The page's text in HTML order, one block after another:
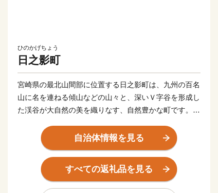
ひのかげちょう
日之影町
宮崎県の最北山間部に位置する日之影町は、九州の百名
山に名を連ねる傾山などの山々と、深いＶ字谷を形成し
た渓谷が大自然の美を織りなす、自然豊かな町です。お
求め町内外から多くの人にウォーキングロードの利用を
頂いているところであります。
先代が築き上げたこの大地で、現在作られている「日之
影ブランド産」を全国の皆様にお届けできることを大変
自治体情報を見る
すべての返礼品を見る